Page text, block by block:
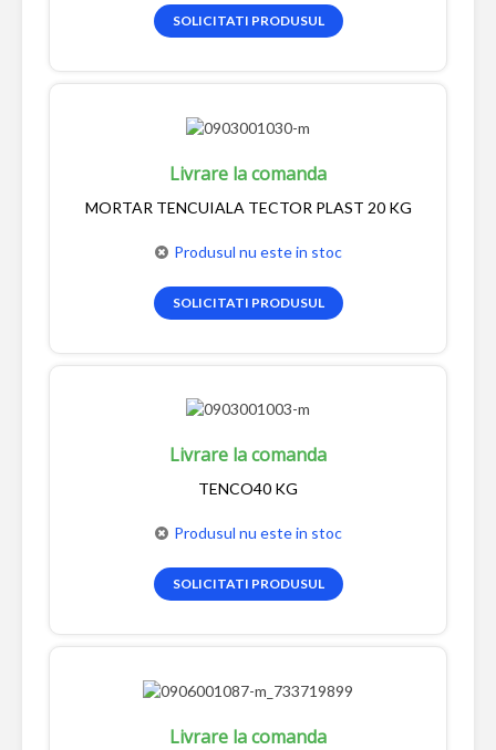
SOLICITATI PRODUSUL
Livrare la comanda
MORTAR TENCUIALA TECTOR PLAST 20 KG
Produsul nu este in stoc
SOLICITATI PRODUSUL
Livrare la comanda
TENCO40 KG
Produsul nu este in stoc
SOLICITATI PRODUSUL
Livrare la comanda